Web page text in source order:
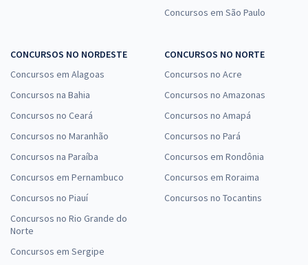
Concursos em São Paulo
CONCURSOS NO NORDESTE
Concursos em Alagoas
Concursos na Bahia
Concursos no Ceará
Concursos no Maranhão
Concursos na Paraíba
Concursos em Pernambuco
Concursos no Piauí
Concursos no Rio Grande do
Norte
Concursos em Sergipe
CONCURSOS NO NORTE
Concursos no Acre
Concursos no Amazonas
Concursos no Amapá
Concursos no Pará
Concursos em Rondônia
Concursos em Roraima
Concursos no Tocantins